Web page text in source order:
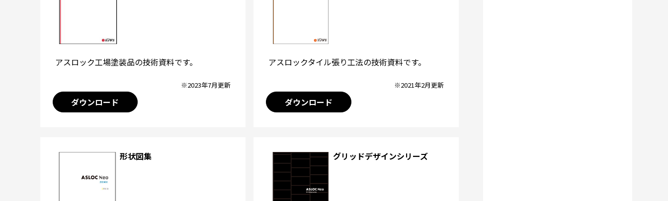
アスロック工場塗装品の技術資料です。
※2023年7月更新
ダウンロード
アスロックタイル張り工法の技術資料です。
※2021年2月更新
ダウンロード
形状図集 グリッドデザインシリーズ